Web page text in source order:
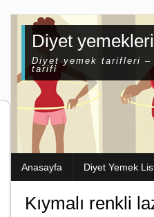
Diyet
Diyet yemek tarifleri
tarifi
Anasayfa Diyet Yemek
Kıymalı renkli